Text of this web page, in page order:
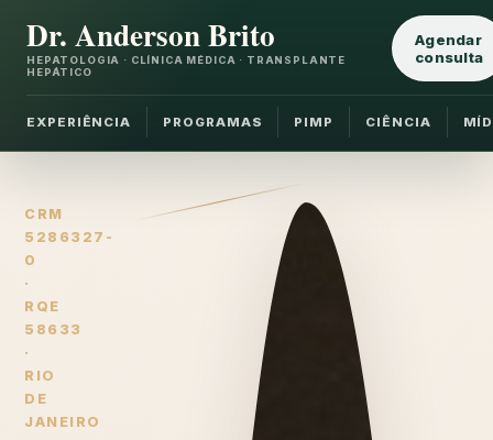
Dr. Anderson Brito
HEPATOLOGIA · CLÍNICA MÉDICA · TRANSPLANTE
HEPÁTICO
EXPERIÊNCIA PROGRAMAS PIMP CIÊNCIA
Agendar
consulta
CRM
5286327-
0
·
RQE
58633
·
RIO
DE
JANEIRO